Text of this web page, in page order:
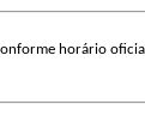
horário